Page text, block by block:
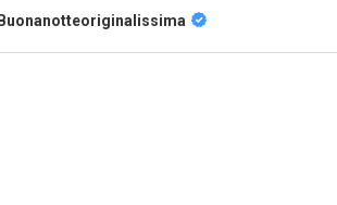
Buonanotteoriginalissima